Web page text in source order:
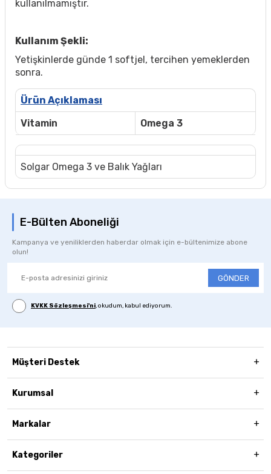
kullanılmamıştır.
Kullanım Şekli:
Yetişkinlerde günde 1 softjel, tercihen yemeklerden
sonra.
Ürün Açıklaması
Vitamin
Omega 3
Solgar Omega 3 ve Balık Yağları
E-Bülten Aboneliği
Kampanya ve yeniliklerden haberdar olmak için e-bültenimize abone
olun!
GÖNDER
KVKK Sözleşmesi'ni, okudum, kabul ediyorum.
Müşteri Destek
Kurumsal
Markalar
Kategoriler